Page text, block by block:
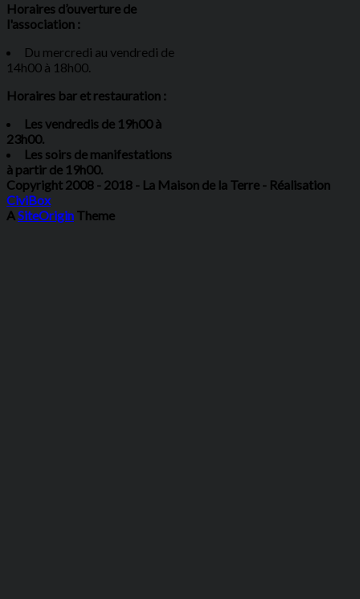
Horaires d’ouverture de
l'association :
Du mercredi au vendredi de
14h00 à 18h00.
Horaires bar et restauration :
Les vendredis de 19h00 à
23h00.
Les soirs de manifestations
à partir de 19h00.
Copyright 2008 - 2018 - La Maison de la Terre - Réalisation
CiviBox
ASiteOrigin Theme